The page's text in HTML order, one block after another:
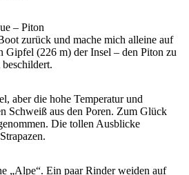
– Piton
zurück und mache mich alleine auf
Gipfel (226 m) der Insel – den Piton zu
aber die hohe Temperatur und
Schweiß aus den Poren. Zum Glück
Die tollen Ausblicke
„Alpe“. Ein paar Rinder weiden auf